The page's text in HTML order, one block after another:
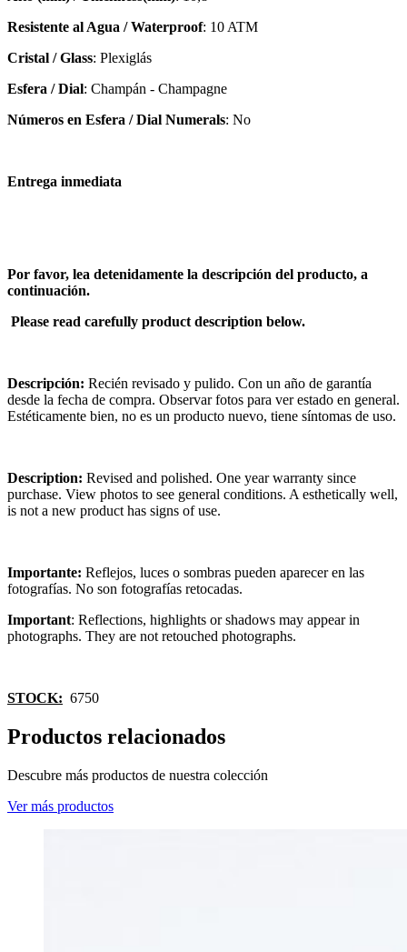
Resistente al Agua / Waterproof: 10 ATM
Cristal / Glass: Plexiglás
Esfera / Dial: Champán - Champagne
Números en Esfera / Dial Numerals: No
Entrega inmediata
Por favor, lea detenidamente la descripción del producto, a
continuación.
Please read carefully product description below.
Descripción: Recién revisado y pulido. Con un año de garantía
desde la fecha de compra. Observar fotos para ver estado en general.
Estéticamente bien, no es un producto nuevo, tiene síntomas de uso.
Description: Revised and polished. One year warranty since
purchase. View photos to see general conditions. A esthetically well,
is not a new product has signs of use.
Importante: Reflejos, luces o sombras pueden aparecer en las
fotografías. No son fotografías retocadas.
Important: Reflections, highlights or shadows may appear in
photographs. They are not retouched photographs.
STOCK: 6750
Productos relacionados
Descubre más productos de nuestra colección
Ver más productos